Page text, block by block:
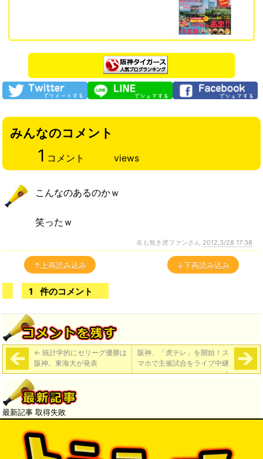
みんなのコメント
1 コメント views
こんなのあるのかｗ
笑ったｗ
名も無き虎ファンさん 2012,3/28 17:38
↑上再読み込み ↓下再読み込み
1 件のコメント
← 統計学的にセリーグ優勝は
阪神。東海大が発表
阪神、「虎テレ」を開始！ス
マホで主催試合をライブ中継
→
最新記事 取得失敗